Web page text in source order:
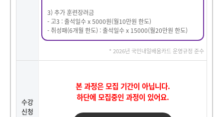
3) 추가 훈련장려금
- 고3 : 출석일수 x 5000원(월10만원 한도)
- 취성패(6개월 한도) : 출석일수 x 15000(월20만원 한도)
* 2026년 국민내일배움카드 운영규정 준수
수강
신청
본 과정은 모집 기간이 아닙니다.
하단에 모집중인 과정이 있어요.